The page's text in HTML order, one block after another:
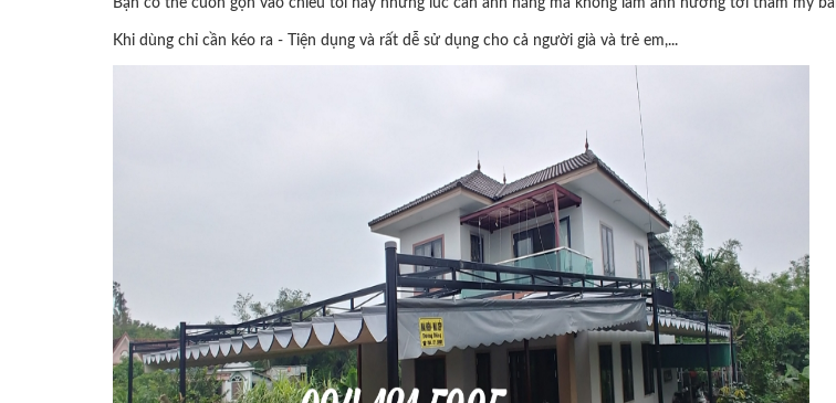
Bạn có thể cuốn gọn vào chiều tối hay những lúc cần ánh nắng mà không làm ảnh hưởng tới thẩm mỹ
Khi dùng chỉ cần kéo ra - Tiện dụng và rất dễ sử dụng cho cả người già và trẻ em,...